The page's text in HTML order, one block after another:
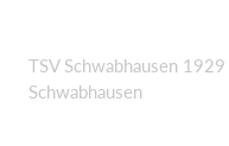
TSV Schwabhausen
Schwabhausen